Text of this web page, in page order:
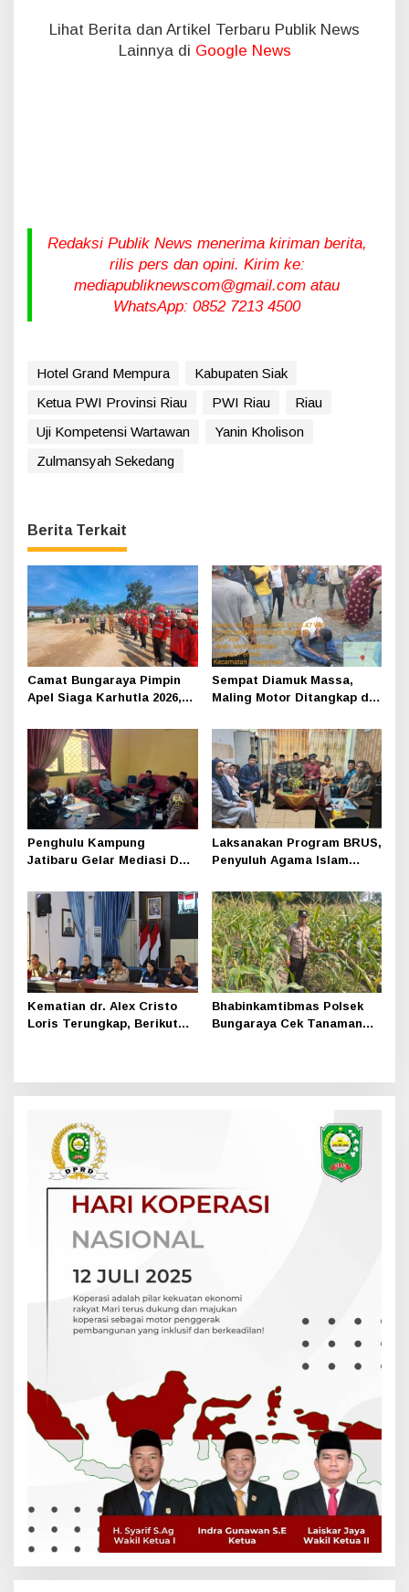
Lihat Berita dan Artikel Terbaru Publik News
Lainnya di Google News
Redaksi Publik News menerima kiriman berita,
rilis pers dan opini. Kirim ke:
mediapubliknewscom@gmail.com atau
WhatsApp: 0852 7213 4500
Hotel Grand Mempura
Kabupaten Siak
Ketua PWI Provinsi Riau
PWI Riau
Riau
Uji Kompetensi Wartawan
Yanin Kholison
Zulmansyah Sekedang
Berita Terkait
Camat Bungaraya Pimpin
Apel Siaga Karhutla 2026,
Perusahaan dan
Masyarakat Dikuatkan
Sempat Diamuk Massa,
Maling Motor Ditangkap di
Penghulu Kampung
Jatibaru Gelar Mediasi Dua
Pihak Tak Hadir
Laksanakan Program BRUS,
Penyuluh Agama Islam
1
Kematian dr. Alex Cristo
Loris Terungkap, Berikut
Bhabinkamtibmas Polsek
Bungaraya Cek Tanaman